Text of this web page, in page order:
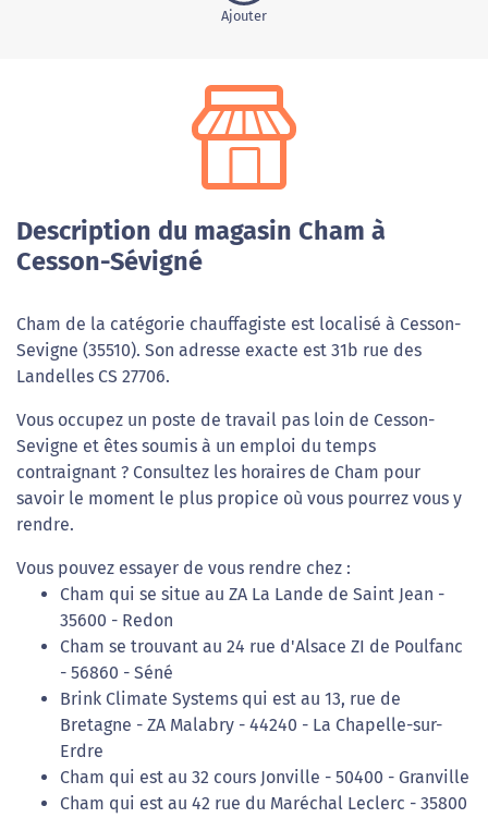
Ajouter
Description du magasin Cham à
Cesson-Sévigné
Cham de la catégorie chauffagiste est localisé à Cesson-
Sevigne (35510). Son adresse exacte est 31b rue des
Landelles CS 27706.
Vous occupez un poste de travail pas loin de Cesson-
Sevigne et êtes soumis à un emploi du temps
contraignant ? Consultez les horaires de Cham pour
savoir le moment le plus propice où vous pourrez vous y
rendre.
Vous pouvez essayer de vous rendre chez :
Cham qui se situe au ZA La Lande de Saint Jean -
35600 - Redon
Cham se trouvant au 24 rue d'Alsace ZI de Poulfanc
- 56860 - Séné
Brink Climate Systems qui est au 13, rue de
Bretagne - ZA Malabry - 44240 - La Chapelle-sur-
Erdre
Cham qui est au 32 cours Jonville - 50400 - Granville
Cham qui est au 42 rue du Maréchal Leclerc - 35800